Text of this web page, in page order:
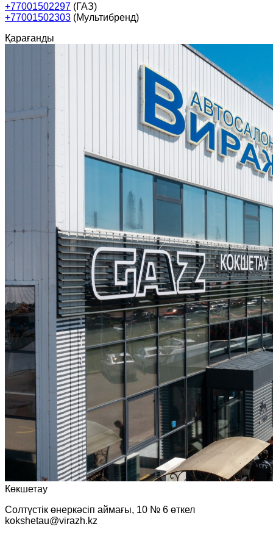
+77001502297 (ГАЗ)
+77001502303 (Мультибренд)
Қарағанды
Көкшетау
Солтүстік өнеркәсіп аймағы, 10 № 6 өткел
kokshetau@virazh.kz